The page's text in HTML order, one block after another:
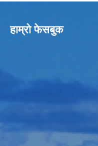
हाम्रो फेसबुक